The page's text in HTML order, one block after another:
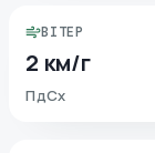
ВІТЕР
2 км/г
ПдСх